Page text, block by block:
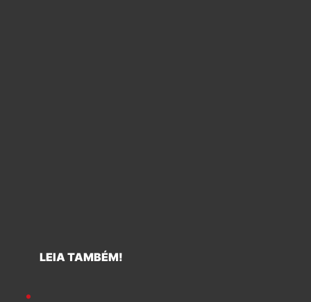
LEIA TAMBÉM!